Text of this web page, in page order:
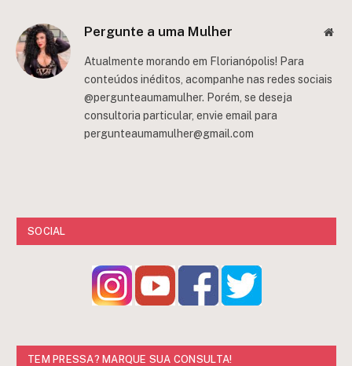
Pergunte a uma Mulher
Atualmente morando em Florianópolis! Para
conteúdos inéditos, acompanhe nas redes sociais
@pergunteaumamulher. Porém, se deseja
consultoria particular, envie email para
pergunteaumamulher@gmail.com
SOCIAL
TEM PRESSA? MARQUE SUA CONSULTA!